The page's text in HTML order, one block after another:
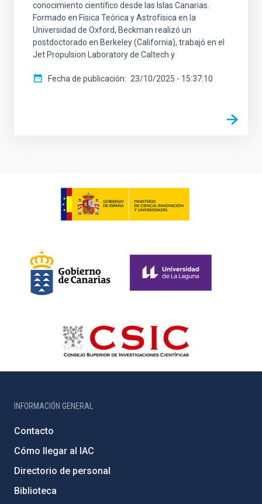
conocimiento científico desde las Islas Canarias.
Formado en Física Teórica y Astrofísica en la
Universidad de Oxford, Beckman realizó un
postdoctorado en Berkeley (California), trabajó en el
Jet Propulsion Laboratory de Caltech y
Fecha de publicación 23/10/2025 - 15:37:10
INFORMACIÓN GENERAL
Contacto
Cómo llegar al IAC
Directorio de personal
Biblioteca